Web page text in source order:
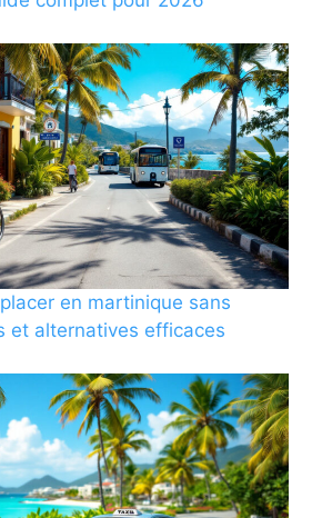
en martinique sans
et alternatives efficaces